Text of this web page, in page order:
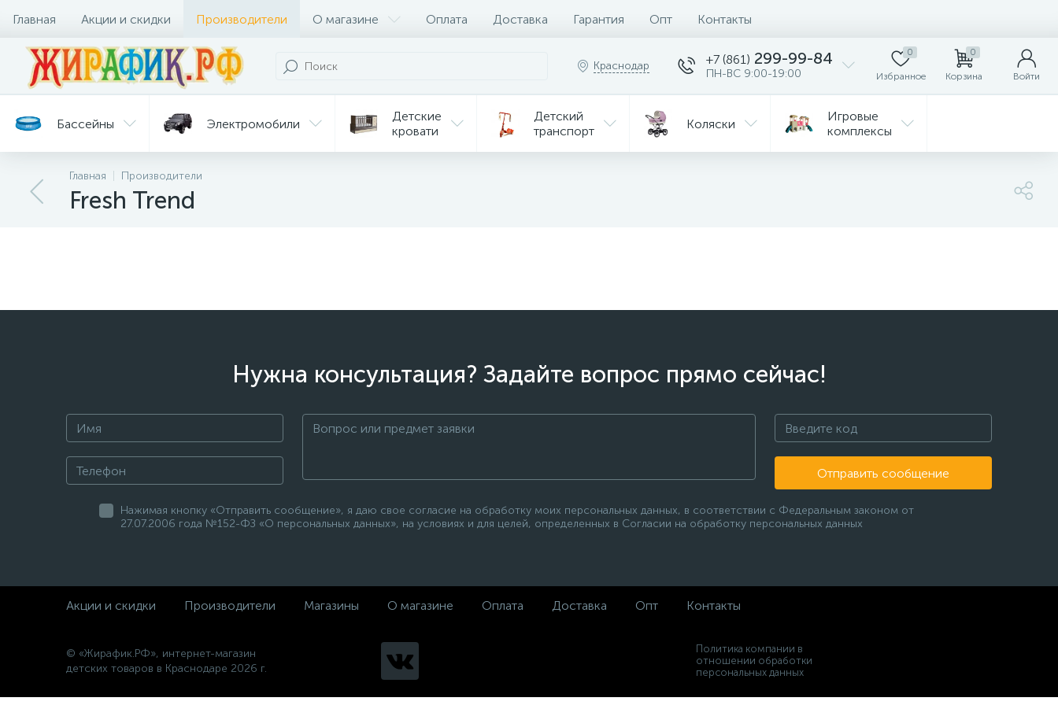
Главная Акции и скидки Производители О магазине Оплата Доставка Гарантия Опт Контакты
Краснодар +7 (861) 299-99-84
ПН-ВС 9:00-19:00
0
Избранное
0
Корзина Войти
Бассейны Электромобили
Детские
кровати
Детский
транспорт
Коляски
Игровые
комплексы
Батуты Велосипеды
Главная Производители
Fresh Trend
Нужна консультация? Задайте вопрос прямо сейчас!
Отправить сообщение
Нажимая кнопку «Отправить сообщение», я даю свое согласие на обработку моих персональных данных, в соответствии с Федеральным законом от
27.07.2006 года №152-ФЗ «О персональных данных», на условиях и для целей, определенных в Согласии на обработку персональных данных
Акции и скидки Производители Магазины О магазине Оплата Доставка Опт Контакты
© «Жирафик.РФ», интернет-магазин
детских товаров в Краснодаре 2026 г.
Политика компании в
отношении обработки
персональных данных